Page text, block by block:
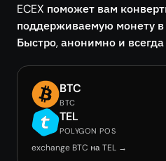
ECEX поможет вам
поддерживаемую монету в
Быстро, анонимно и
BTC
BTC
TEL
POLYGON POS
exchange BTC на TEL →